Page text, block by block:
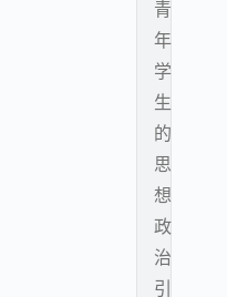
青
年
学
生
的
思
想
政
治
引